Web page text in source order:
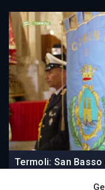
Termoli: San